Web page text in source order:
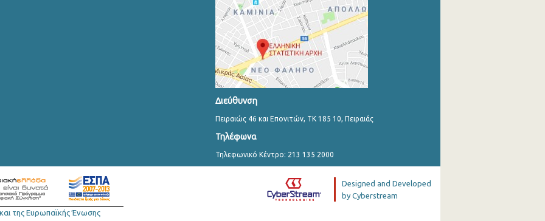
Διεύθυνση
Πειραιώς 46 και Επονιτών, ΤΚ 185 10, Πειραιάς
Τηλέφωνα
Τηλεφωνικό Κέντρο: 213 135 2000
της Ευρωπαϊκής Ένωσης
Designed and Developed
by Cyberstream